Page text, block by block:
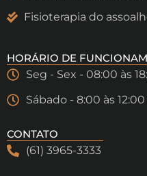
Fisioterapia do
HORÁRIO DE
Seg - Sex - 08:00 às
Sábado - 8:00 às
CONTATO
(61) 3965-3333